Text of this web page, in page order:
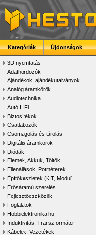
Kategóriák Újdonságok
3D nyomtatás
Adathordozók
Ajándékok, ajándékutalványok
Analóg áramkörök
Audiotechnika
Autó HiFi
Biztosítékok
Csatlakozók
Csomagolás és tárolás
Digitális áramkörök
Diódák
Elemek, Akkuk, Töltők
Ellenállások, Potméterek
Építőkészletek (KIT, Modul)
Erősáramú szerelés
Fejlesztőeszközök
Foglalatok
Hobbielektronika.hu
Induktivitás, Transzformátor
Kábelek, Vezetékek